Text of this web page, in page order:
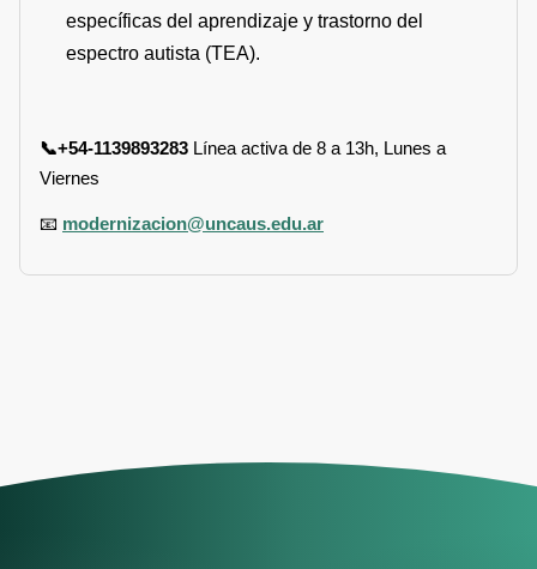
específicas del aprendizaje y trastorno del
espectro autista (TEA).
📞+54-1139893283 Línea activa de 8 a 13h, Lunes a
Viernes
📧 modernizacion@uncaus.edu.ar